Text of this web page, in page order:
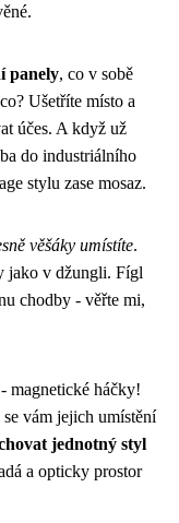
panely, co v sobě
Ušetříte místo a
účes. A když už
do industriálního
stylu zase mosaz.
věšáky umístíte.
jako v džungli. Fígl
chodby - věřte mi,
magnetické háčky!
vám jejich umístění
jednotný styl
a opticky prostor